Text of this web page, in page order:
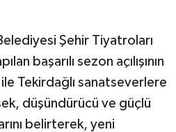
Şehir Tiyatroları
başarılı sezon açılışının
Tekirdağlı sanatseverlere
düşündürücü ve güçlü
belirterek, yeni